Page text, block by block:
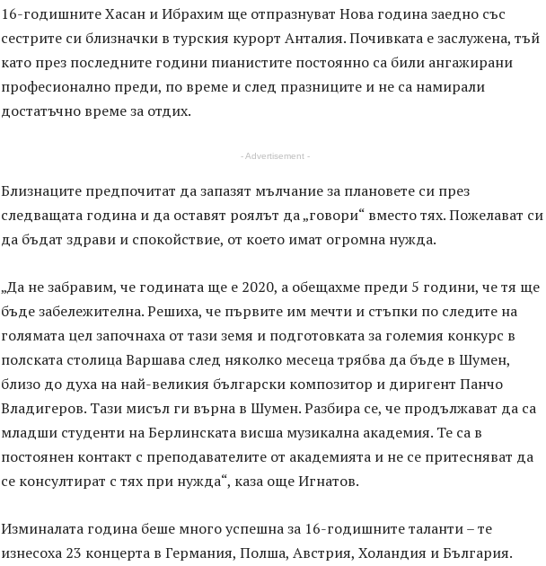
16-годишните Хасан и Ибрахим ще отпразнуват Нова година заедно със
сестрите си близначки в турския курорт Анталия. Почивката е заслужена, тъй
като през последните години пианистите постоянно са били ангажирани
професионално преди, по време и след празниците и не са намирали
достатъчно време за отдих.
- Advertisement -
Близнаците предпочитат да запазят мълчание за плановете си през
следващата година и да оставят роялът да „говори“ вместо тях. Пожелават си
да бъдат здрави и спокойствие, от което имат огромна нужда.
„Да не забравим, че годината ще е 2020, а обещахме преди 5 години, че тя ще
бъде забележителна. Решиха, че първите им мечти и стъпки по следите на
голямата цел започнаха от тази земя и подготовката за големия конкурс в
полската столица Варшава след няколко месеца трябва да бъде в Шумен,
близо до духа на най-великия български композитор и диригент Панчо
Владигеров. Тази мисъл ги върна в Шумен. Разбира се, че продължават да са
младши студенти на Берлинската висша музикална академия. Те са в
постоянен контакт с преподавателите от академията и не се притесняват да
се консултират с тях при нужда“, каза още Игнатов.
Изминалата година беше много успешна за 16-годишните таланти – те
изнесоха 23 концерта в Германия, Полша, Австрия, Холандия и България.